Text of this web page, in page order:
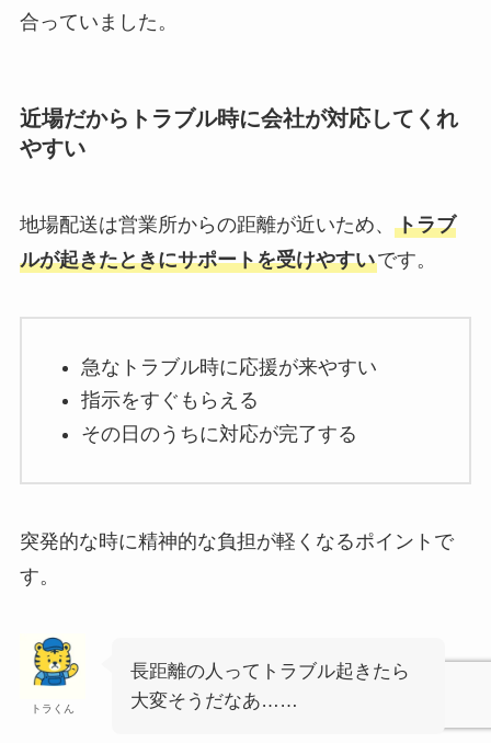
合っていました。
近場だからトラブル時に会社が対応してくれ
やすい
地場配送は営業所からの距離が近いため、 トラブ
ルが起きたときにサポートを受けやすいです。
急なトラブル時に応援が来やすい
指示をすぐもらえる
その日のうちに対応が完了する
突発的な時に精神的な負担が軽くなるポイントで
す。
トラくん
長距離の人ってトラブル起きたら
大変そうだなあ……